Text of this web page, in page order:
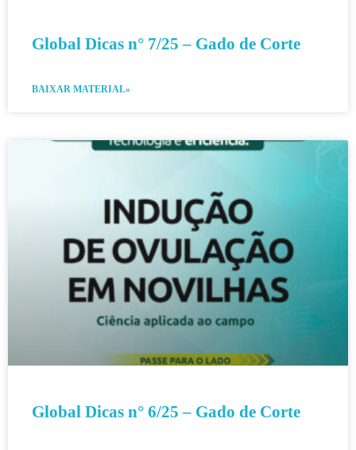
Global Dicas n° 7/25 – Gado de Corte
BAIXAR MATERIAL»
Global Dicas n° 6/25 – Gado de Corte